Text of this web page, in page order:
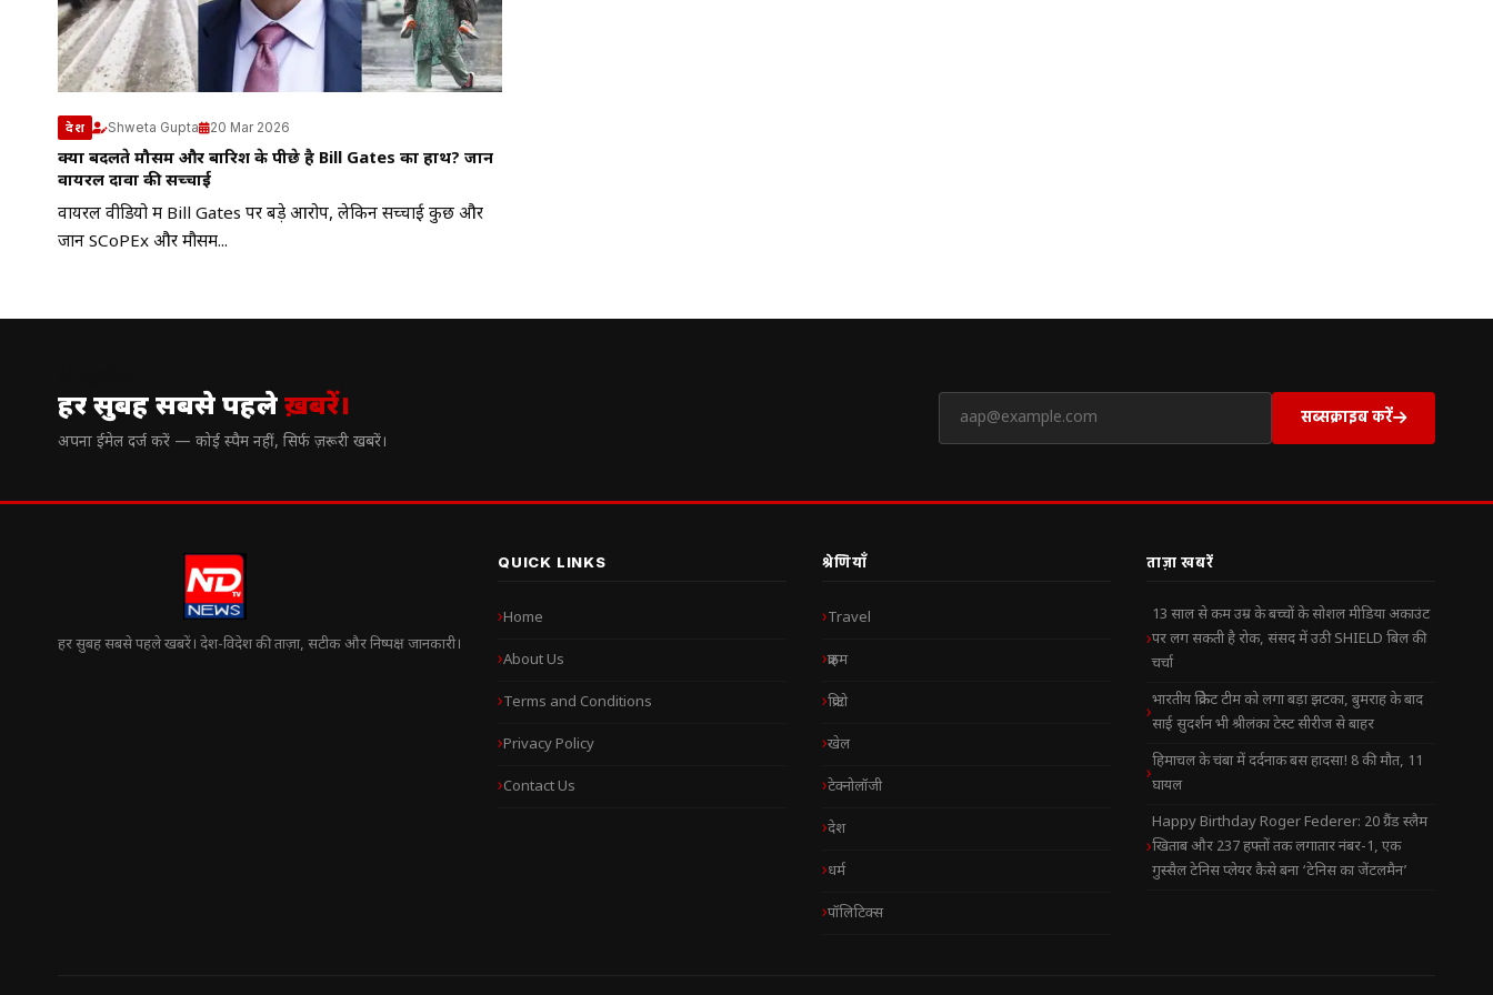
देश Shweta Gupta 20 Mar 2026
क्या बदलते मौसम और बारिश के पीछे है Bill Gates का हाथ? जानें
वायरल दावों की सच्चाई
वायरल वीडियो में Bill Gates पर बड़े आरोप, लेकिन सच्चाई कुछ और
जानें SCoPEx और मौसम...
हर सुबह सबसे पहलेख़बरें।
अपना ईमेल दर्ज करें — कोई स्पैम नहीं, सिर्फ ज़रूरी खबरें।
सब्सक्राइब करें
हर सुबह सबसे पहले खबरें। देश-विदेश की ताज़ा, सटीक और निष्पक्ष जानकारी।
QUICK LINKS
Home
About Us
Terms and Conditions
Privacy Policy
Contact Us
श्रेणियाँ
Travel
क्राइम
क्रिप्टो
खेल
टेक्नोलॉजी
देश
धर्म
पॉलिटिक्स
ताज़ा खबरें
13 साल से कम उम्र के बच्चों के सोशल मीडिया अकाउंट
पर लग सकती है रोक, संसद में उठी SHIELD बिल की
चर्चा
भारतीय क्रिकेट टीम को लगा बड़ा झटका, बुमराह के बाद
साई सुदर्शन भी श्रीलंका टेस्ट सीरीज से बाहर
हिमाचल के चंबा में दर्दनाक बस हादसा! 8 की मौत, 11
घायल
Happy Birthday Roger Federer: 20 ग्रैंड स्लैम
खिताब और 237 हफ्तों तक लगातार नंबर-1, एक
गुस्सैल टेनिस प्लेयर कैसे बना ‘टेनिस का जेंटलमैन’